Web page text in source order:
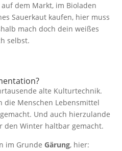
dem Markt, im Bioladen
Sauerkaut kaufen, hier muss
mach doch dein weißes
selbst.
alte Kulturtechnik.
die Menschen Lebensmittel
Und auch hierzulande
den Winter haltbar gemacht.
im Grunde Gärung, hier: